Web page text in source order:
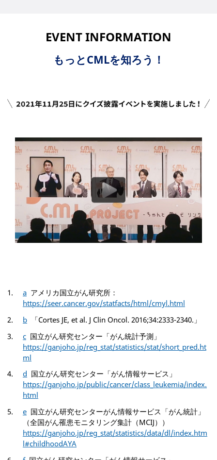
EVENT INFORMATION
もっとCMLを知ろう！
a アメリカ国立がん研究所：
https://seer.cancer.gov/statfacts/html/cmyl.html
b
「Cortes JE, et al. J Clin Oncol. 2016;34:2333-2340.」
c 国立がん研究センター「がん統計予測」
https://ganjoho.jp/reg_stat/statistics/stat/short_pred.ht
ml
d 国立がん研究センター「がん情報サービス」
https://ganjoho.jp/public/cancer/class_leukemia/index.
html
e 国立がん研究センターがん情報サービス「がん統計」
（全国がん罹患モニタリング集計（MCIJ））
https://ganjoho.jp/reg_stat/statistics/data/dl/index.htm
l#childhoodAYA